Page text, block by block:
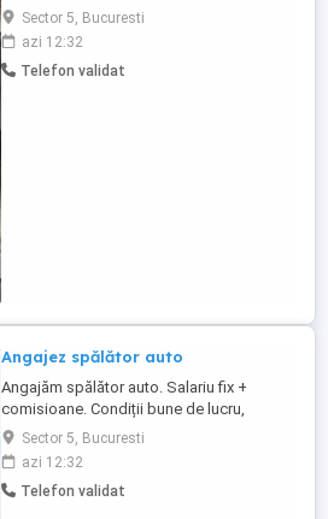
serioși. Salariu atractiv + comisioane
+tips Detailing auto, spălat covoare.
Spălătoria se află în zona Rahova. Condiții
foarte bune de lucru.
Sector 5, Bucuresti
azi 12:32
Telefon validat
Angajez spălător auto
Angajăm spălător auto. Salariu fix +
comisioane. Condiții bune de lucru,
mașinile se spală in interior nu afară.
Rahova, sector 5, București.
Sector 5, Bucuresti
azi 12:32
Telefon validat